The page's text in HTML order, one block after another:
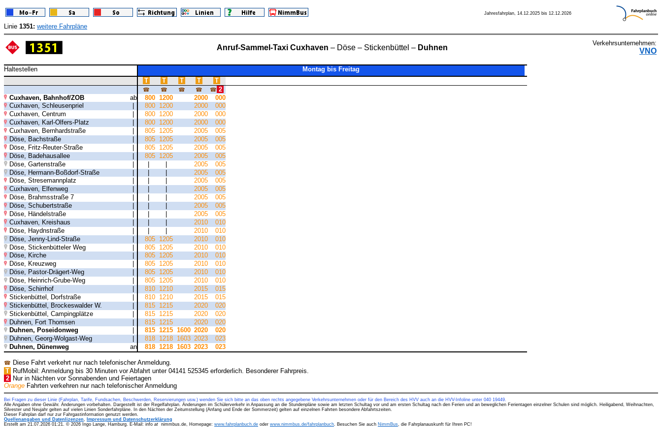
Jahresfahrplan, 14.12.2025 bis 12.12.2026
Linie 1351: weitere Fahrpläne
Anruf-Sammel-Taxi Cuxhaven – Döse – Stickenbüttel – Duhnen
Verkehrsunternehmen:
VNO
Haltestellen
Montag bis Freitag
T
T T T T
☎ ☎ ☎ ☎ ☎ 2
Cuxhaven, Bahnhof/ZOB
ab 800 1200 2000
000
Cuxhaven, Schleusenpriel
800 1200 2000
000
Cuxhaven, Centrum
800 1200 2000
000
Cuxhaven, Karl-Olfers-Platz
800 1200 2000
000
Cuxhaven, Bernhardstraße
805 1205 2005
005
Döse, Bachstraße
805 1205 2005
005
Döse, Fritz-Reuter-Straße
805 1205 2005
005
Döse, Badehausallee
805 1205 2005
005
Döse, Gartenstraße
| | | 2005
005
Döse, Hermann-Boßdorf-Straße
| | | 2005
005
Döse, Stresemannplatz
2005
005
Cuxhaven, Elfenweg
2005
005
Döse, Brahmsstraße 7
2005
005
Döse, Schubertstraße
2005
005
Döse, Händelstraße
2005
005
Cuxhaven, Kreishaus
2010
010
Döse, Haydnstraße
2010
010
Döse, Jenny-Lind-Straße
| 805 1205 2010
010
Döse, Stickenbütteler Weg
| 805 1205 2010
010
Döse, Kirche
805 1205 2010
010
Döse, Kreuzweg
805 1205 2010
010
Döse, Pastor-Drägert-Weg
805 1205 2010
010
Döse, Heinrich-Grube-Weg
805 1205 2010
010
Döse, Schirrhof
810 1210 2015
015
Stickenbüttel, Dorfstraße
810 1210 2015
015
Stickenbüttel, Brockeswalder W.
815 1215 2020
020
Stickenbüttel, Campingplätze
| 815 1215 2020
020
Duhnen, Fort Thomsen
| 815 1215 2020
020
Duhnen, Poseidonweg
815 1215 1600 2020
020
Duhnen, Georg-Wolgast-Weg
818 1218 1603 2023
023
Duhnen, Dünenweg
an 818 1218 1603 2023 023
☎ Diese Fahrt verkehrt nur nach telefonischer Anmeldung.
T RufMobil: Anmeldung bis 30 Minuten vor Abfahrt unter 04141 525345 erforderlich. Besonderer Fahrpreis.
2 Nur in Nächten vor Sonnabenden und Feiertagen
Orange Fahrten verkehren nur nach telefonischer Anmeldung
Bei Fragen zu dieser Linie (Fahrplan, Tarife, Fundsachen, Beschwerden, Reservierungen usw.) wenden Sie sich bitte an das oben rechts angegebene Verkehrsunternehmen oder für den Bereich des HVV auch an die HVV-Infoline unter 040 19449.
Alle Angaben ohne Gewähr. Änderungen vorbehalten. Dargestellt ist der Regelfahrplan. Änderungen im Schülerverkehr in Anpassung an die Stundenpläne sowie am letzten Schultag vor und am ersten Schultag nach den Ferien und an beweglichen Ferientagen einzelner Schulen sind möglich. Heiligabend, Weihnachten,
Silvester und Neujahr gelten auf vielen Linien Sonderfahrpläne. In den Nächten der Zeitumstellung (Anfang und Ende der Sommerzeit) gelten auf einzelnen Fahrten besondere Abfahrtszeiten.
Dieser Fahrplan darf nur zur Fahrgastinformation genutzt werden.
Quellenangaben und Datenlizenzen
Impressum und Datenschutzerklärung
Erstellt am 21.07.2026 01:21. © 2026 Ingo Lange, Hamburg. E-Mail: info at nimmbus.de, Homepage: www.fahrplanbuch.de oder www.nimmbus.de/fahrplanbuch . Besuchen Sie auch NimmBus , die Fahrplanauskunft für Ihren PC!